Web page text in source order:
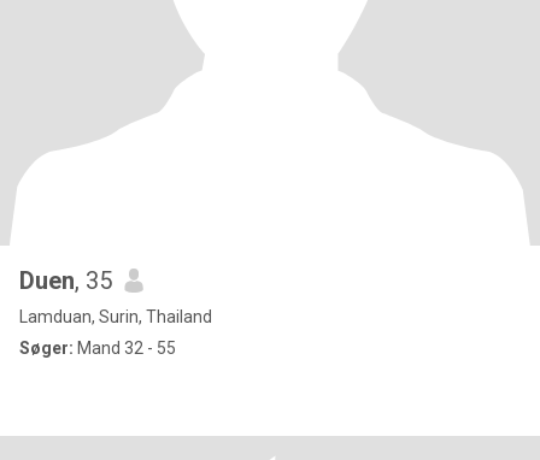
Duen, 35
Lamduan, Surin, Thailand
Søger: Mand 32 - 55